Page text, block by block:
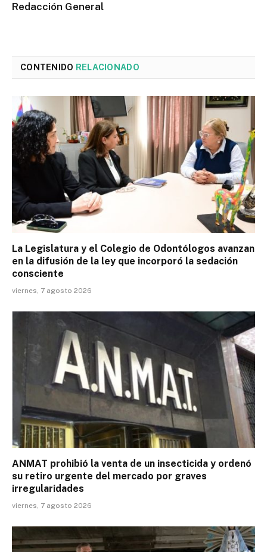
Redacción General
CONTENIDO RELACIONADO
La Legislatura y el Colegio de Odontólogos avanzan
en la difusión de la ley que incorporó la sedación
consciente
viernes, 7 agosto 2026
ANMAT prohibió la venta de un insecticida y ordenó
su retiro urgente del mercado por graves
irregularidades
viernes, 7 agosto 2026